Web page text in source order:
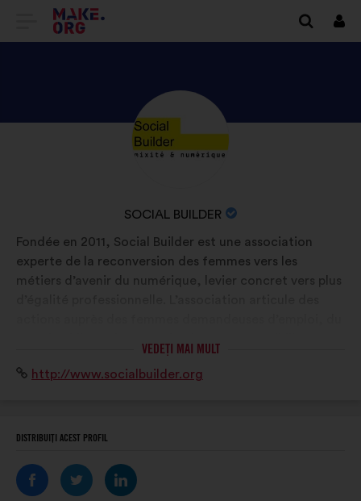
DIRECȚIONARE
PAGINĂ
MAKE.ORG
DESCOPERIȚI
PROFILUL
BUILDER
NUMELE
ORGANIZAȚIEI:
SOCIAL BUILDER
Biografie:
Fondée en 2011, Social Builder est une association
experte de la reconversion des femmes vers les
métiers d’avenir du numérique, levier concret vers plus
orienter, former et insérer durablement toujours plus
de femmes dans des secteurs porteurs, où la mixité
VEDEȚI MAI MULT
Sitehttp://www.socialbuilder.org
DISTRIBUIȚI ACEST PROFIL